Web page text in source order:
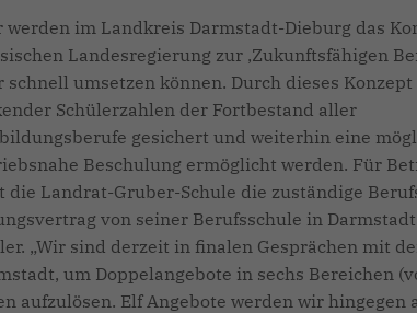
im Landkreis Darmstadt-Dieburg das
Landesregierung zur ‚Zukunftsfähigen
schnell umsetzen können. Durch dieses
Schülerzahlen der Fortbestand aller
gesichert und weiterhin eine
Beschulung ermöglicht werden. Für
Landrat-Gruber-Schule die zuständige
von seiner Berufsschule in
„Wir sind derzeit in finalen Gesprächen mit
um Doppelangebote in sechs Bereichen
aufzulösen. Elf Angebote werden wir hingegen